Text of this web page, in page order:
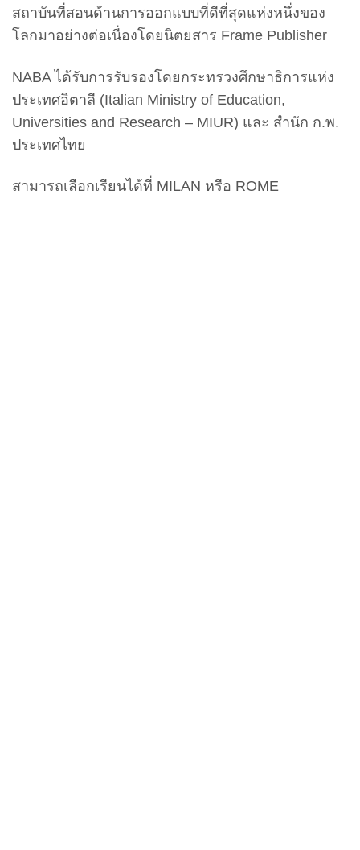
สถาบันที่สอนด้านการออกแบบที่ดีที่สุดแห่งหนึ่งของ
โลกมาอย่างต่อเนื่องโดยนิตยสาร Frame Publisher
NABA ได้รับการรับรองโดยกระทรวงศึกษาธิการแห่ง
ประเทศอิตาลี (Italian Ministry of Education,
Universities and Research – MIUR) และ สํานัก ก.พ.
ประเทศไทย
สามารถเลือกเรียนได้ที่ MILAN หรือ ROME